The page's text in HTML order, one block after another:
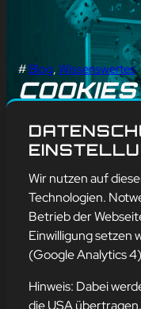
# Blog, Wissenswertes
mehr erfahren
Wir nutzen auf
Technologien.
Betrieb der
Einwilligung setzen
(Google Analytics
Hinweis: Dabei
die USA